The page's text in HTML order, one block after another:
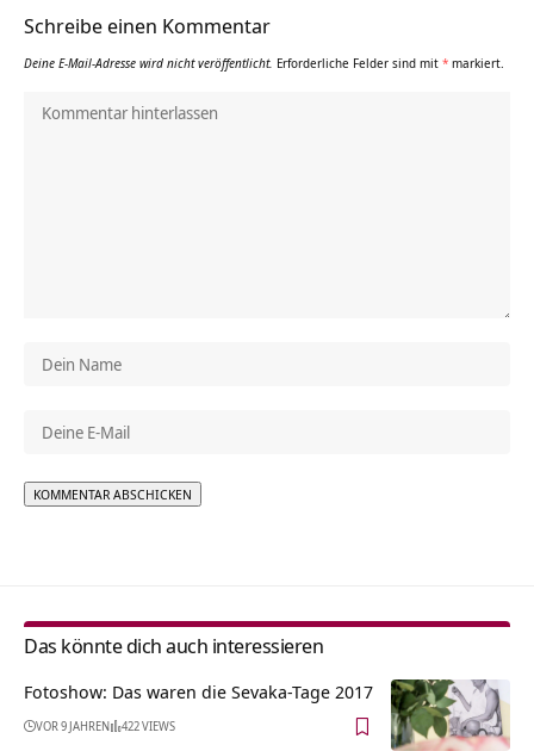
Schreibe einen Kommentar
Deine E-Mail-Adresse wird nicht veröffentlicht. Erforderliche Felder sind mit * markiert.
Das könnte dich auch interessieren
Fotoshow: Das waren die Sevaka-Tage 2017
VOR 9 JAHREN 422 VIEWS